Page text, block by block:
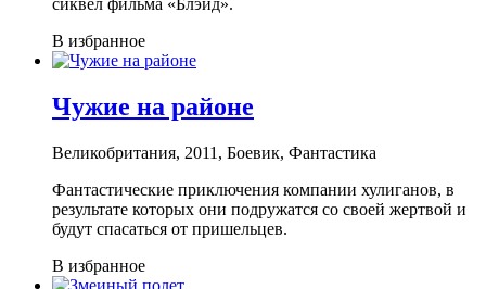
В избранное
Чужие на районе
Великобритания, 2011, Боевик, Фантастика
Фантастические приключения компании хулиганов, в
результате которых они подружатся со своей жертвой и
будут спасаться от пришельцев.
В избранное